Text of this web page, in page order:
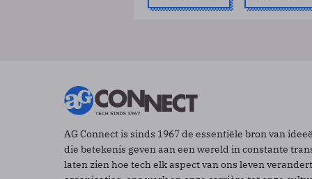
AG Connect is sinds 1967 de essentiële bron van
die betekenis geven aan een wereld in constante
laten zien hoe tech elk aspect van ons leven